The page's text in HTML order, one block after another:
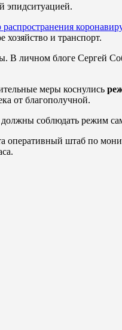
эпидситуацией.
хозяйство и транспорт.
личном блоге Сергей
меры коснулись
от благополучной.
должны соблюдать режим
оперативный штаб по